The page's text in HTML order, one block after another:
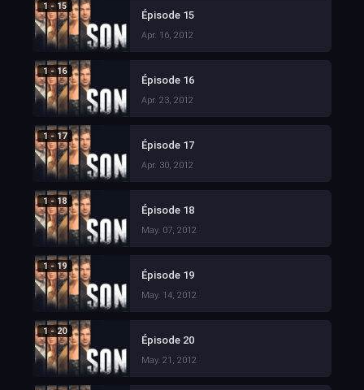
1 - 15
Épisode 15
Apr. 16, 2012
1 - 16
Épisode 16
Apr. 23, 2012
1 - 17
Épisode 17
Apr. 30, 2012
1 - 18
Épisode 18
May. 07, 2012
1 - 19
Épisode 19
May. 14, 2012
1 - 20
Épisode 20
May. 21, 2012